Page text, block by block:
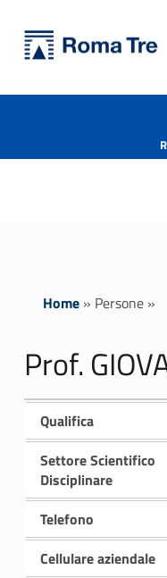
Prof. GIOVANNI SAMPAOLO - Università Roma Tre
Home» Persone»
Prof.
Qualifica
Settore Scientifico
Disciplinare
Telefono
Cellulare aziendale